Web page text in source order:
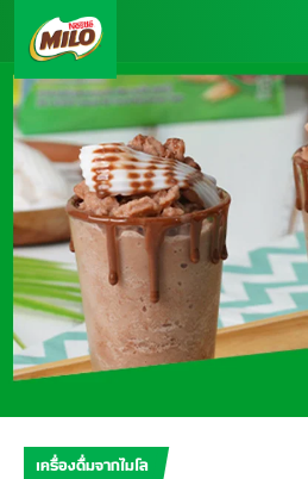
เครื่องดื่มจากไมโล